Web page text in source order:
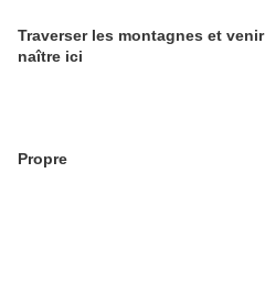
Traverser les montagnes et venir
naître ici
Propre